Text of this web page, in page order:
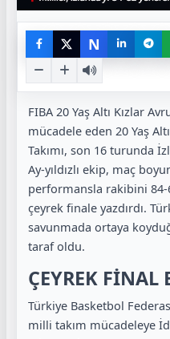
N
FIBA 20 Yaş Altı Kızlar
mücadele eden 20 Yaş
Takımı, son 16 turunda
Ay-yıldızlı ekip, maç
performansla rakibini 84-
çeyrek finale yazdırdı.
savunmada ortaya
taraf oldu.
ÇEYREK
Türkiye Basketbol
milli takım mücadeleye